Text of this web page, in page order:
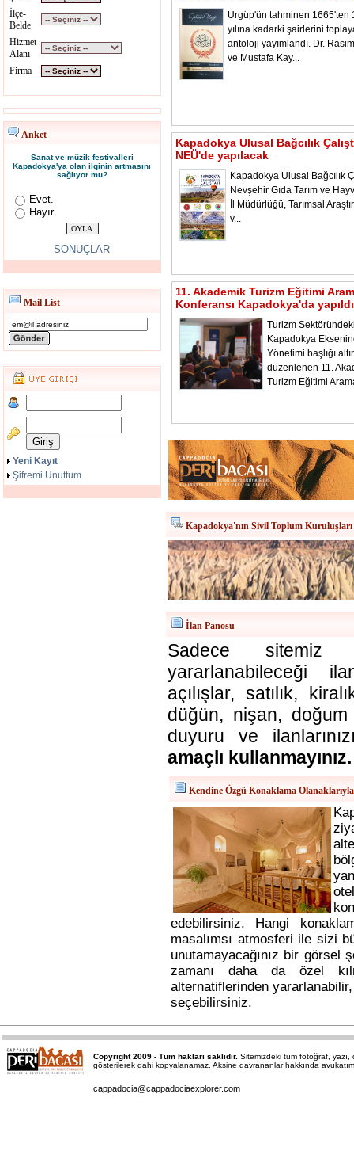
İlçe-
Belde
Hizmet
Alanı
Firma
Anket
Sanat ve müzik festivalleri
Kapadokya'ya olan ilginin artmasını
sağlıyor mu?
Evet.
Hayır.
SONUÇLAR
Mail List
Yeni Kayıt
Şifremi Unuttum
Ürgüp'ün tahminen 1665'ten
yılına kadarki şairlerini
antoloji yayımlandı. Dr.
ve Mustafa Kay...
Kapadokya Ulusal Bağcılık
NEÜ'de yapılacak
Kapadokya Ulusal Bağcılık
Nevşehir Gıda Tarım ve
İl Müdürlüğü, Tarımsal
v...
11. Akademik Turizm Eğitimi
Konferansı Kapadokya'da yapıldı
Turizm
Kapadokya
Yönetimi başlığı
düzenlenen 11.
Turizm Eğitimi
Kapadokya'nın Sivil Toplum Kuruluşları
İlan Panosu
Sadece sitemiz
yararlanabileceği
açılışlar, satılık,
düğün, nişan,
duyuru ve
amaçlı kullanmayınız.
Kendine Özgü Konaklama
edebilirsiniz. Hangi
masalımsı atmosferi ile sizi
unutamayacağınız bir görsel
zamanı daha da özel
alternatiflerinden
seçebilirsiniz.
Copyright 2009 - Tüm hakları saklıdır. Sitemizdeki tüm fotoğraf, yazı,
gösterilerek dahi kopyalanamaz. Aksine davrananlar hakkında
cappadocia@cappadociaexplorer.com